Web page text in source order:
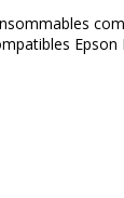
Epson